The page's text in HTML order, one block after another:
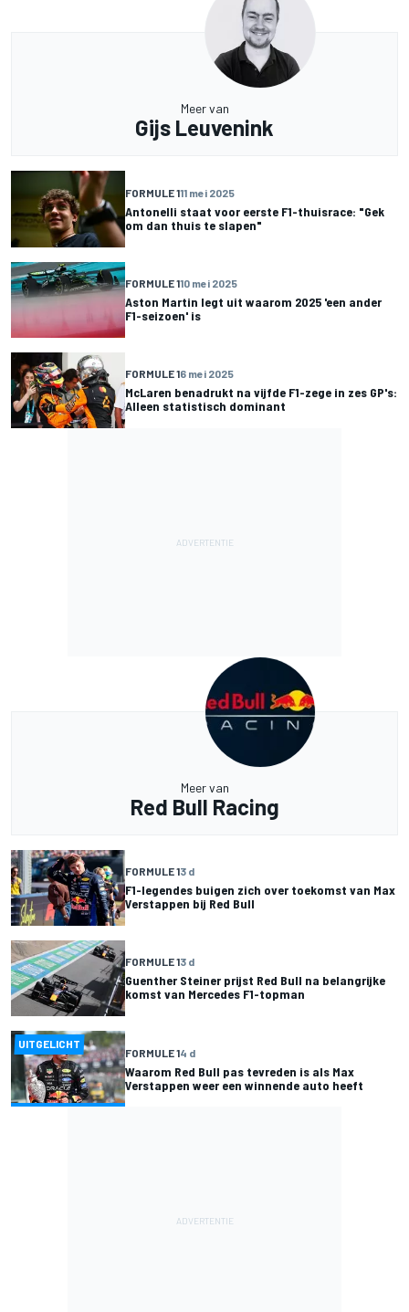
Meer van
Gijs Leuvenink
FORMULE 111 mei 2025
Antonelli staat voor eerste F1-thuisrace: "Gek
om dan thuis te slapen"
FORMULE 110 mei 2025
Aston Martin legt uit waarom 2025 'een ander
F1-seizoen' is
FORMULE 16 mei 2025
McLaren benadrukt na vijfde F1-zege in zes GP's:
Alleen statistisch dominant
Meer van
Red Bull Racing
FORMULE 13 d
F1-legendes buigen zich over toekomst van Max
Verstappen bij Red Bull
FORMULE 13 d
Guenther Steiner prijst Red Bull na belangrijke
komst van Mercedes F1-topman
UITGELICHT
FORMULE 14 d
Waarom Red Bull pas tevreden is als Max
Verstappen weer een winnende auto heeft